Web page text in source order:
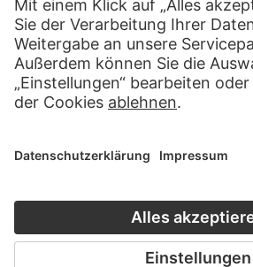
DIGITALE SAMMLUNG
Startseite
Werke
Künstler
Alben
SOCIAL MEDIA